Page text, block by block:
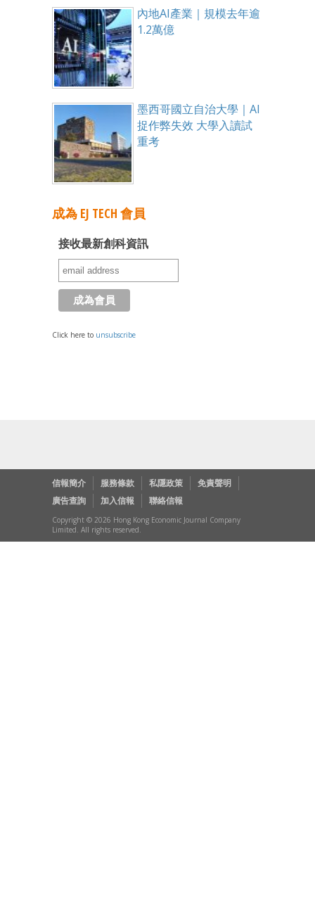
內地AI產業｜規模去年逾
1.2萬億
墨西哥國立自治大學｜AI
捉作弊失效 大學入讀試
重考
成為 EJ TECH 會員
接收最新創科資訊
Click here to unsubscribe
信報簡介 服務條款 私隱政策
免責聲明
廣告查詢
加入信報 聯絡信報
Copyright © 2026 Hong Kong Economic Journal Company
Limited. All rights reserved.